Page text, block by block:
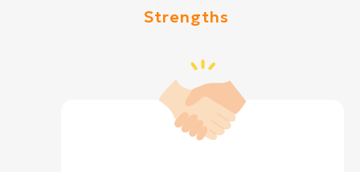
Strengths